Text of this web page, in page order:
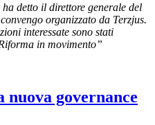
detto il direttore generale del
organizzato da Terzjus.
interessate sono stati
in movimento”
governance